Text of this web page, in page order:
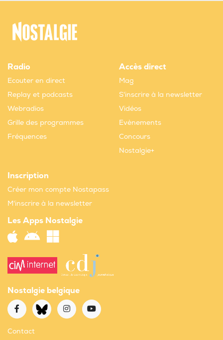
Radio
Ecouter en direct
Replay et podcasts
Webradios
Grille des programmes
Fréquences
Accès direct
Mag
S'inscrire à la newsletter
Vidéos
Evènements
Concours
Nostalgie+
Inscription
Créer mon compte Nostapass
M'inscrire à la newsletter
Les Apps Nostalgie
Nostalgie belgique
Contact